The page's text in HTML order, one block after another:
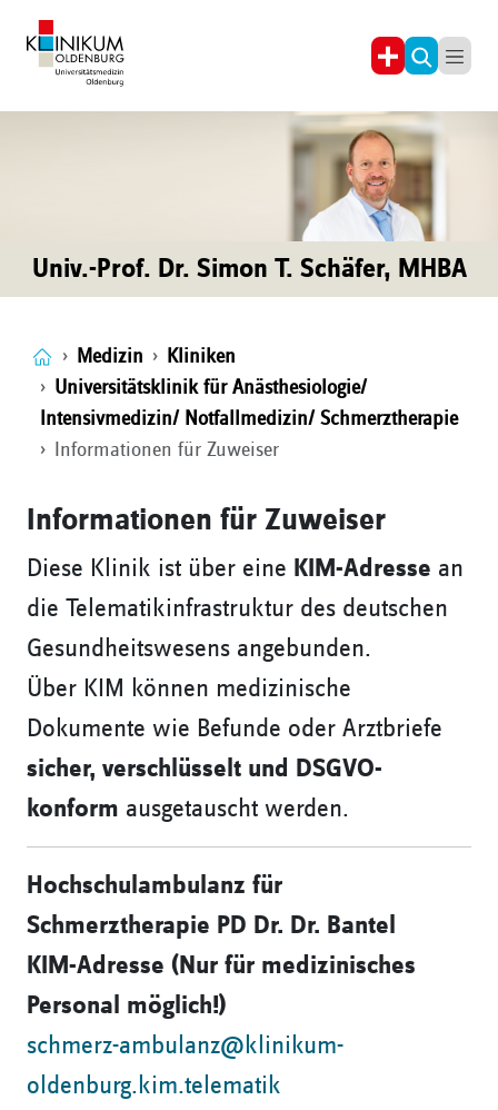
Univ.-Prof. Dr. Simon T. Schäfer, MHBA
Medizin
Kliniken
Universitätsklinik für Anästhesiologie/
Intensivmedizin/ Notfallmedizin/ Schmerztherapie
Informationen für Zuweiser
Informationen für Zuweiser
Diese Klinik ist über eine KIM-Adresse an
die Telematikinfrastruktur des deutschen
Gesundheitswesens angebunden.
Über KIM können medizinische
Dokumente wie Befunde oder Arztbriefe
sicher, verschlüsselt und DSGVO-
konform ausgetauscht werden.
Hochschulambulanz für
Schmerztherapie PD Dr. Dr. Bantel
KIM-Adresse (Nur für medizinisches
Personal möglich!)
schmerz-ambulanz@klinikum-
oldenburg.kim.telematik